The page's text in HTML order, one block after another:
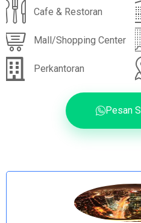
Cafe & Restoran
Mall/Shopping Center
Perkantoran
Pesan